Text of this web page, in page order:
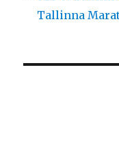
Tallinna